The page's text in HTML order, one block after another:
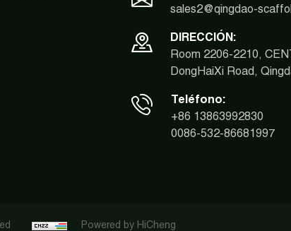
sales2@qingdao-
DIRECCIÓN:
Room 2206-2210,
DongHaiXi Road,
Teléfono:
+86 13863992830
0086-532-86681997
Powered by HiCheng